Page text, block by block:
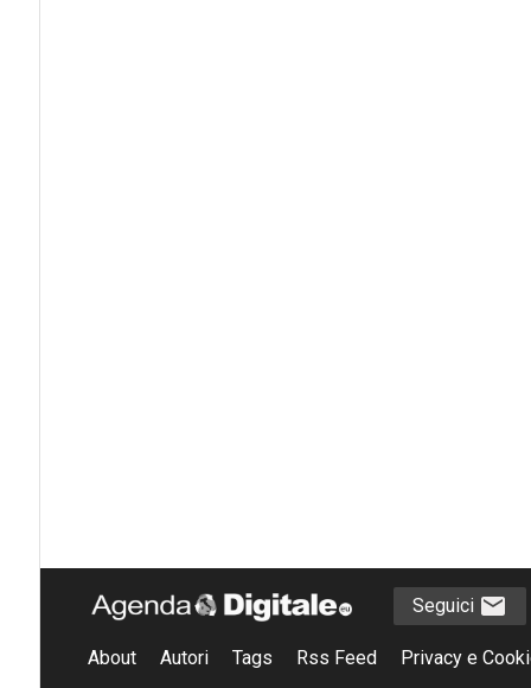
Seguici
About Autori Tags Rss Feed Privacy e